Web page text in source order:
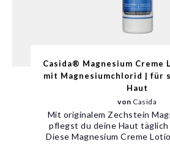
Casida® Magnesium Creme
mit Magnesiumchlorid | für
Haut
vonCasida
Mit originalem Zechstein
pflegst du deine Haut
Diese Magnesium Creme